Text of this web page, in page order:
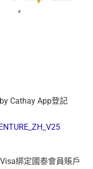
Cathay App登記
綁定國泰會員賬戶